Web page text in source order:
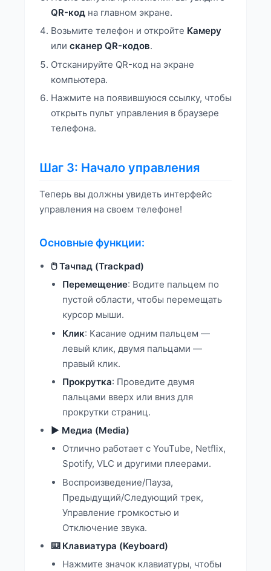
QR-кодна главном экране.
Возьмите телефон и откройте Камеру
или сканер QR-кодов.
Отсканируйте QR-код на экране
компьютера.
Нажмите на появившуюся ссылку, чтобы
открыть пульт управления в браузере
телефона.
Шаг 3: Начало управления
Теперь вы должны увидеть интерфейс
управления на своем телефоне!
Основные функции:
🖱️ Тачпад (Trackpad)
Перемещение: Водите пальцем по
пустой области, чтобы перемещать
курсор мыши.
Клик: Касание одним пальцем —
левый клик, двумя пальцами —
правый клик.
Прокрутка: Проведите двумя
пальцами вверх или вниз для
прокрутки страниц.
▶️ Медиа (Media)
Отлично работает с YouTube, Netflix,
Spotify, VLC и другими плеерами.
Воспроизведение/Пауза,
Предыдущий/Следующий трек,
Управление громкостью и
Отключение звука.
⌨️ Клавиатура (Keyboard)
Нажмите значок клавиатуры, чтобы